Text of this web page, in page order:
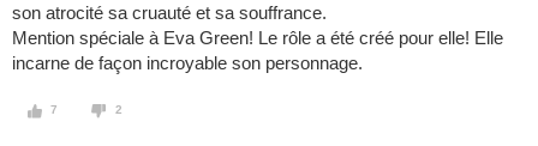
son atrocité sa cruauté et sa souffrance.
Mention spéciale à Eva Green! Le rôle a été créé pour elle! Elle
incarne de façon incroyable son personnage.
7 2